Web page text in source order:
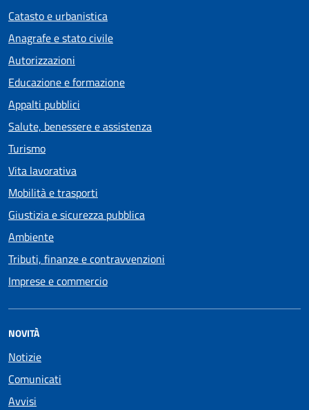
Catasto e urbanistica
Anagrafe e stato civile
Autorizzazioni
Educazione e formazione
Appalti pubblici
Salute, benessere e assistenza
Turismo
Vita lavorativa
Mobilità e trasporti
Giustizia e sicurezza pubblica
Ambiente
Tributi, finanze e contravvenzioni
Imprese e commercio
NOVITÀ
Notizie
Comunicati
Avvisi